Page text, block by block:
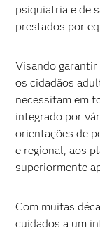
psiquiatria e de
prestados por
Visando
os cidadãos
necessitam em
integrado por
orientações de
e regional, aos
superiormente
Com muitas
cuidados a um